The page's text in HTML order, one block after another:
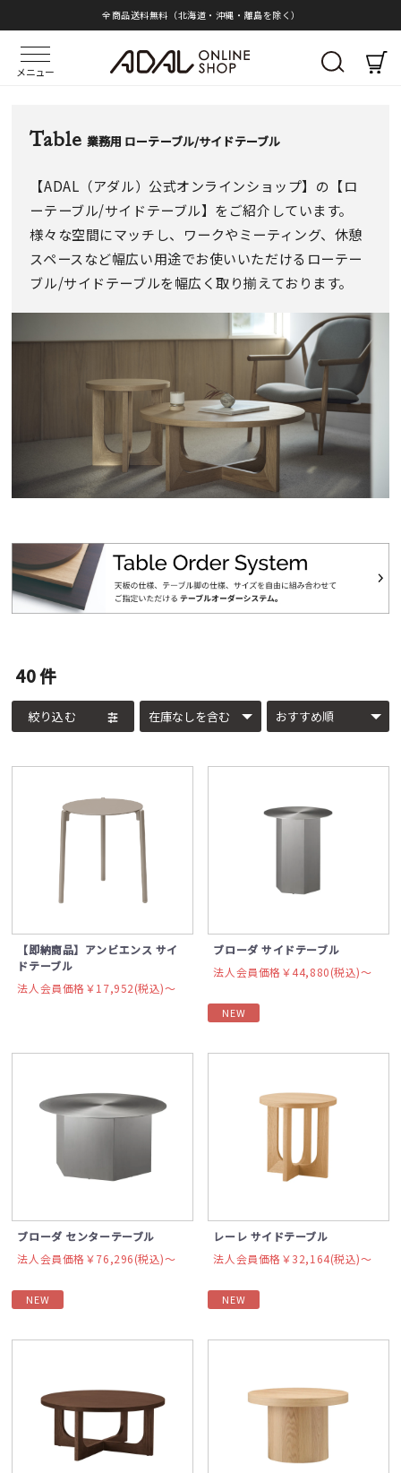
全商品送料無料（北海道・沖縄・離島を除く）
メニュー
Table 業務用 ローテーブル/サイドテーブル
【ADAL（アダル）公式オンラインショップ】の【ロ
ーテーブル/サイドテーブル】をご紹介しています。
様々な空間にマッチし、ワークやミーティング、休憩
スペースなど幅広い用途でお使いいただけるローテー
ブル/サイドテーブルを幅広く取り揃えております。
40件
絞り込む
【即納商品】アンビエンス サイ
ドテーブル
法人会員価格￥17,952(税込)〜
ブローダ サイドテーブル
法人会員価格￥44,880(税込)〜
NEW
ブローダ センターテーブル
法人会員価格￥76,296(税込)〜
NEW
レーレ サイドテーブル
法人会員価格￥32,164(税込)〜
NEW